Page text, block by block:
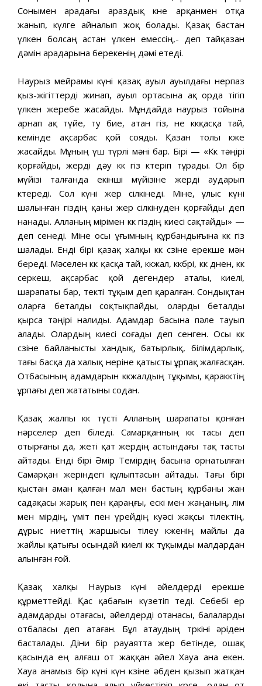
Сонымен арадағы араздық көне арқанмен отқа
жанып, күлге айналып жоқ болады. Қазақ бастан
үлкен болсаң астан үлкен емессің,- деп тайқазан
дәмін арадарына берекенің дәмі етеді.
Наурыз мейрамы күні қазақ ауыл ауылдағы өнерпаз
қыз-жігіттерді жинап, ауыл ортасына ақ орда тігіп
үлкен жеребе жасайды. Мұндайда наурыз тойына
арнап ақ түйе, ту бие, атан өгіз, не көкқасқа тай,
кемінде ақсарбас қой сояды. Қазан толы көже
жасайды. Мұның үш түрлі мәні бар. Бірі — «Көк тәңірі
қорғайды, жерді дәу көк өгіз көтеріп тұрады. Ол бір
мүйізі талғанда екінші мүйізіне жерді аударып
көтереді. Сол күні жер сілкінеді. Міне, ұлыс күні
шалынған өгіздің қаны жер сілкінуден қорғайды деп
нанады. Алланың өмірімен көк өгіздің киесі сақтайды» —
деп сенеді. Міне осы ұғымның құрбандығына көк өгіз
шалады. Енді бірі қазақ халқы көк сөзіне ерекше мән
береді. Мәселен көк қасқа тай, көкжал, көкбөрі, көк дөнен, көк
серкеш, ақсарбас қой дегендер аталы, киелі,
шарапаты бар, текті тұқым деп қаралған. Сондықтан
оларға беталды соқтықпайды, оларды беталды
қырса тәңірі налиды. Адамдар басына пәле тауып
алады. Олардың киесі соғады деп сенген. Осы көк
сөзіне байланысты хандық, батырлық, білімдарлық,
тағы басқа да халық өнеріне қатысты ұрпақ жалғасқан.
Отбасының адамдарын көкжалдың тұқымы, қаракөктің
ұрпағы деп жататыны содан.
Қазақ жалпы көк түсті Алланың шарапаты қонған
нәрселер деп біледі. Самарқанның көк тасы деп
отырғаны да, жеті қат жердің астындағы тақ тасты
айтады. Енді бірі Әмір Темірдің басына орнатылған
Самарқан жеріндегі құлыптасын айтады. Тағы бірі
қыстан аман қалған мал мен бастың құрбаны жан
садақасы жарық пен қараңғы, ескі мен жаңаның, өлім
мен өмірдің, үміт пен үрейдің куәсі жақсы тілектің,
дұрыс ниеттің жаршысы тілеу көженің майлы да
жайлы қатығы осындай киелі көк тұқымды малдардан
алынған ғой.
Қазақ халқы Наурыз күні әйелдерді ерекше
құрметтейді. Қас қабағын күзетіп өтеді. Себебі ер
адамдарды отағасы, әйелдерді отанасы, балаларды
отбаласы деп атаған. Бұл атаудың төркіні әріден
басталады. Діни бір рауаятта жер бетінде, ошақ
қасында ең алғаш от жаққан әйел Хауа ана екен.
Хауа анамыз бір күні күн көзіне әбден қызып жатқан